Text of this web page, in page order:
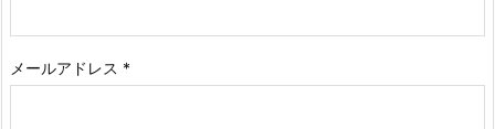
メールアドレス *